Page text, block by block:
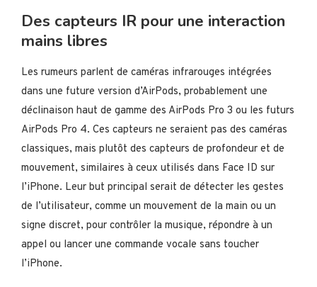
Des capteurs IR pour une interaction
mains libres
Les rumeurs parlent de caméras infrarouges intégrées
dans une future version d’AirPods, probablement une
déclinaison haut de gamme des AirPods Pro 3 ou les futurs
AirPods Pro 4. Ces capteurs ne seraient pas des caméras
classiques, mais plutôt des capteurs de profondeur et de
mouvement, similaires à ceux utilisés dans Face ID sur
l’iPhone. Leur but principal serait de détecter les gestes
de l’utilisateur, comme un mouvement de la main ou un
signe discret, pour contrôler la musique, répondre à un
appel ou lancer une commande vocale sans toucher
l’iPhone.